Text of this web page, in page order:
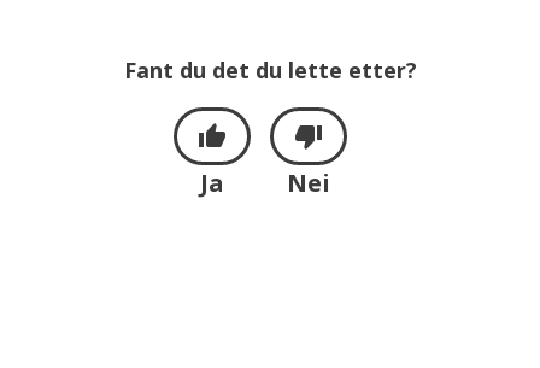
Fant du det du lette etter?
Ja Nei